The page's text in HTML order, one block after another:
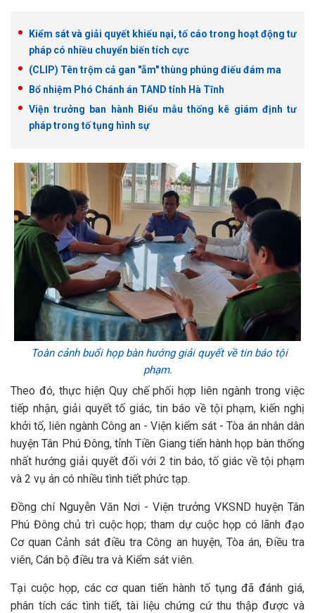
Kiểm sát và giải quyết khiếu nại, tố cáo trong hoạt động tư
pháp có nhiều chuyển biến tích cực
(CLIP) Tên trộm cả gan "ẵm" thùng phúng điếu đám ma
Bổ nhiệm Phó Chánh án TAND tỉnh Hà Tĩnh
Viện trưởng ban hành Biểu mẫu thống kê giám định tư
pháp trong tố tụng hình sự
Toàn cảnh buổi họp bàn hướng giải quyết về tin báo tội
phạm.
Theo đó, thực hiện Quy chế phối hợp liên ngành trong việc
tiếp nhận, giải quyết tố giác, tin báo về tội phạm, kiến nghị
khởi tố, liên ngành Công an - Viện kiểm sát - Tòa án nhân dân
huyện Tân Phú Đông, tỉnh Tiền Giang tiến hành họp bàn thống
nhất hướng giải quyết đối với 2 tin báo, tố giác về tội phạm
và 2 vụ án có nhiều tình tiết phức tạp.
Đồng chí Nguyễn Văn Nơi - Viện trưởng VKSND huyện Tân
Phú Đông chủ trì cuộc họp; tham dự cuộc họp có lãnh đạo
Cơ quan Cảnh sát điều tra Công an huyện, Tòa án, Điều tra
viên, Cán bộ điều tra và Kiểm sát viên.
Tại cuộc họp, các cơ quan tiến hành tố tụng đã đánh giá,
phân tích các tình tiết, tài liệu chứng cứ thu thập được và